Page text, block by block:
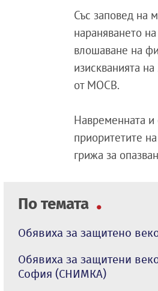
Със заповед на
нараняването
влошаване на
изискванията
от МОСВ.
Навременната и
приоритетите
грижа за
По темата
Обявиха за защитено
Обявиха за защитени
София (СНИМКА)